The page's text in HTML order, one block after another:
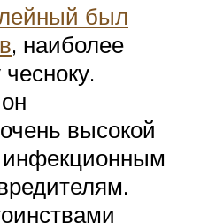
был
, наиболее
высокой
инфекционным